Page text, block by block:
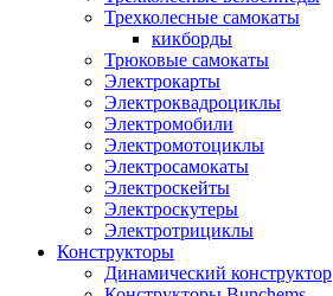
Трехколесные самокаты
кикборды
Трюковые самокаты
Электрокарты
Электроквадроциклы
Электромобили
Электромотоциклы
Электросамокаты
Электроскейты
Электроскутеры
Электротрициклы
Конструкторы
Динамический конструктор